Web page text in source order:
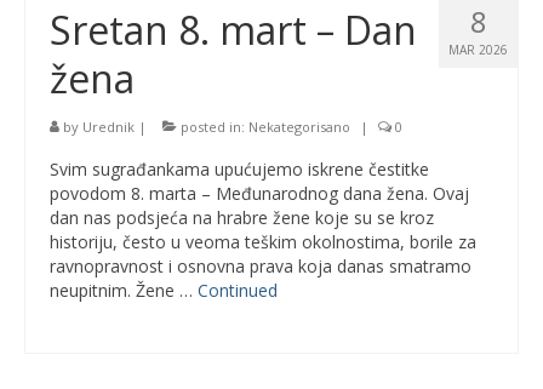
8
MAR 2026
Sretan 8. mart – Dan
žena
by Urednik | posted in: Nekategorisano | 0
Svim sugrađankama upućujemo iskrene čestitke
povodom 8. marta – Međunarodnog dana žena. Ovaj
dan nas podsjeća na hrabre žene koje su se kroz
historiju, često u veoma teškim okolnostima, borile za
ravnopravnost i osnovna prava koja danas smatramo
neupitnim. Žene … Continued